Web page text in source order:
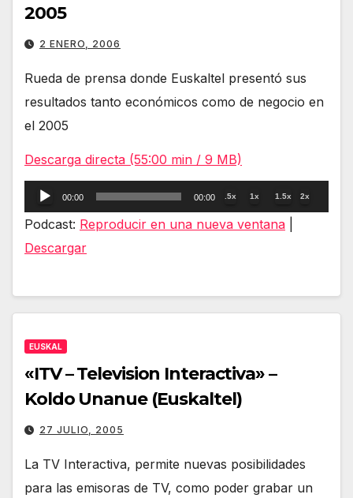
2005
2 ENERO, 2006
Rueda de prensa donde Euskaltel presentó sus
resultados tanto económicos como de negocio en
el 2005
Descarga directa (55:00 min / 9 MB)
Reproductor
de
audio
00:00 00:00 .5x 1x 1.5x 2x
Podcast: Reproducir en una nueva ventana
Descargar
EUSKAL
«ITV – Television Interactiva» –
Koldo Unanue (Euskaltel)
27 JULIO, 2005
La TV Interactiva, permite nuevas posibilidades
para las emisoras de TV, como poder grabar un